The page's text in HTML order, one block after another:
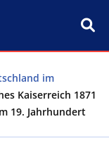
im
Kaiserreich 1871
19. Jahrhundert